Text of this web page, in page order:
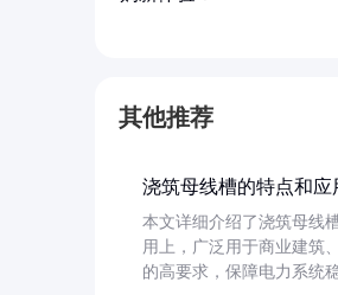
其他推荐
浇筑母线槽的特点和应
本文详细介绍了浇筑母线
用上，广泛用于商业建筑
的高要求，保障电力系统